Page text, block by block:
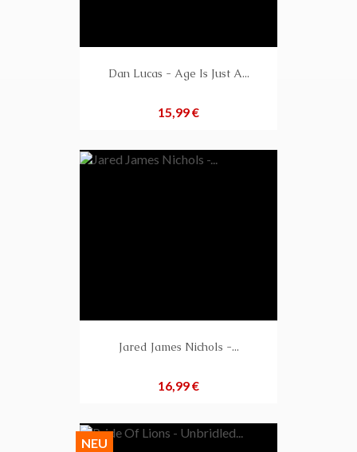
Dan Lucas - Age Is Just A...
Preis
15,99 €
Jared James Nichols -...
Preis
16,99 €
NEU